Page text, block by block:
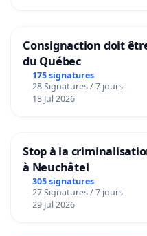
Consignaction doit
du Québec
175 signatures
28 Signatures / 7 jours
18 Jul 2026
Stop à la
à Neuchâtel
305 signatures
27 Signatures / 7 jours
29 Jul 2026